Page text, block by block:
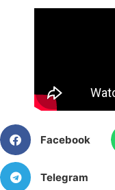
Facebook
Telegram